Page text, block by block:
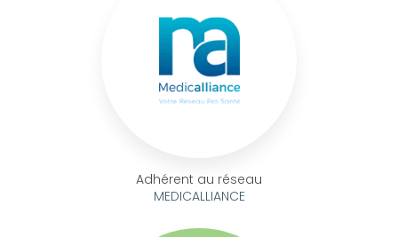
Adhérent au réseau
MEDICALLIANCE